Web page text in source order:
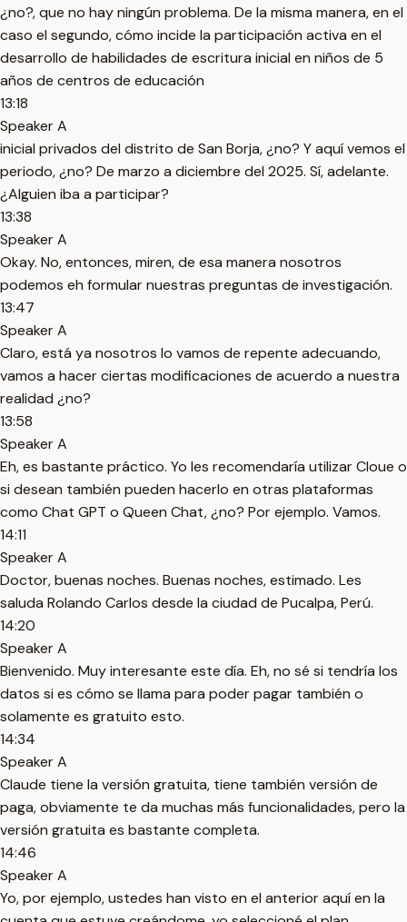
¿no?, que no hay ningún problema. De la misma manera, en el
caso el segundo, cómo incide la participación activa en el
desarrollo de habilidades de escritura inicial en niños de 5
años de centros de educación
13:18
Speaker A
inicial privados del distrito de San Borja, ¿no? Y aquí vemos el
periodo, ¿no? De marzo a diciembre del 2025. Sí, adelante.
¿Alguien iba a participar?
13:38
Speaker A
Okay. No, entonces, miren, de esa manera nosotros
podemos eh formular nuestras preguntas de investigación.
13:47
Speaker A
Claro, está ya nosotros lo vamos de repente adecuando,
vamos a hacer ciertas modificaciones de acuerdo a nuestra
realidad ¿no?
13:58
Speaker A
Eh, es bastante práctico. Yo les recomendaría utilizar Cloue o
si desean también pueden hacerlo en otras plataformas
como Chat GPT o Queen Chat, ¿no? Por ejemplo. Vamos.
14:11
Speaker A
Doctor, buenas noches. Buenas noches, estimado. Les
saluda Rolando Carlos desde la ciudad de Pucalpa, Perú.
14:20
Speaker A
Bienvenido. Muy interesante este día. Eh, no sé si tendría los
datos si es cómo se llama para poder pagar también o
solamente es gratuito esto.
14:34
Speaker A
Claude tiene la versión gratuita, tiene también versión de
paga, obviamente te da muchas más funcionalidades, pero la
versión gratuita es bastante completa.
14:46
Speaker A
Yo, por ejemplo, ustedes han visto en el anterior aquí en la